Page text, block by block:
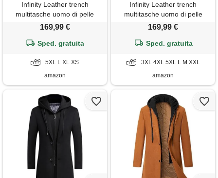
Infinity Leather trench
multitasche uomo di pelle
marrone chiaro con cappuccio
169,99 €
Sped. gratuita
5XL L XL XS
amazon
Infinity Leather trench
multitasche uomo di pelle
nera con cappuccio e coulisse
169,99 €
Sped. gratuita
3XL 4XL 5XL L M XXL
amazon